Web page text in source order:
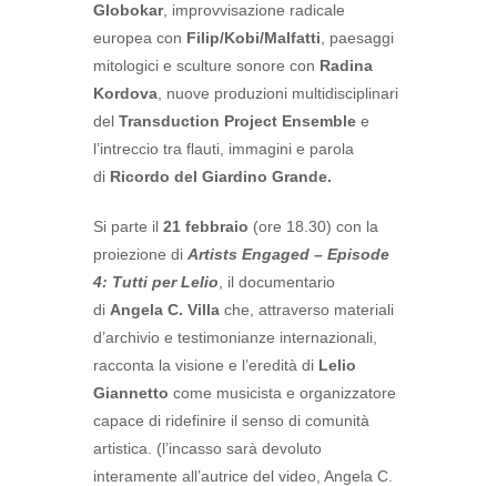
Globokar, improvvisazione radicale
europea con Filip/Kobi/Malfatti , paesaggi
mitologici e sculture sonore con Radina
Kordova , nuove produzioni multidisciplinari
del Transduction Project Ensemble e
l’intreccio tra flauti, immagini e parola
di Ricordo del Giardino Grande.
Si parte il 21 febbraio (ore 18.30) con la
proiezione di Artists Engaged – Episode
4: Tutti per Lelio , il documentario
di Angela C. Villa che, attraverso materiali
d’archivio e testimonianze internazionali,
racconta la visione e l’eredità di Lelio
Giannetto come musicista e organizzatore
capace di ridefinire il senso di comunità
artistica. (l’incasso sarà devoluto
interamente all’autrice del video, Angela C.